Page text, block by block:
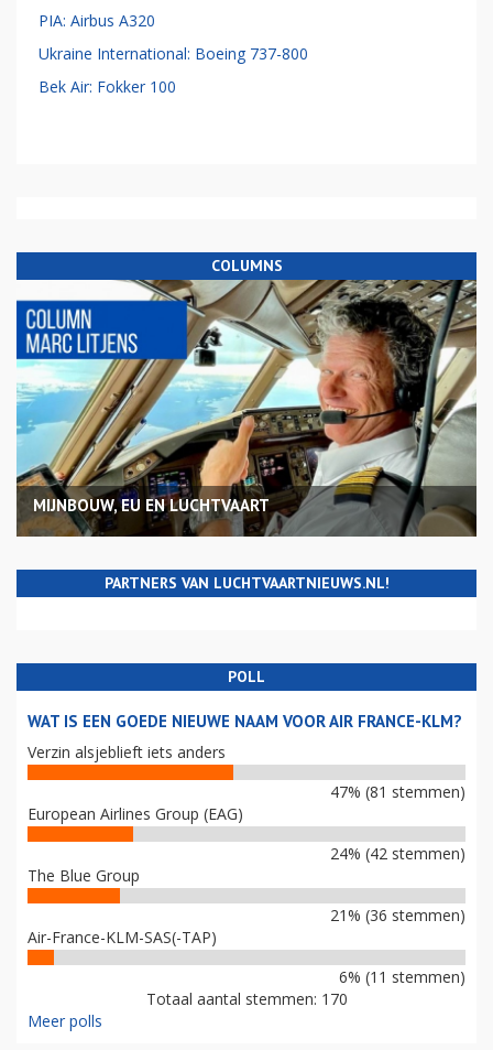
PIA: Airbus A320
Ukraine International: Boeing 737-800
Bek Air: Fokker 100
COLUMNS
MIJNBOUW, EU EN LUCHTVAART
PARTNERS VAN LUCHTVAARTNIEUWS.NL!
POLL
WAT IS EEN GOEDE NIEUWE NAAM VOOR AIR FRANCE-KLM?
Verzin alsjeblieft iets anders
47% (81 stemmen)
European Airlines Group (EAG)
24% (42 stemmen)
The Blue Group
21% (36 stemmen)
Air-France-KLM-SAS(-TAP)
6% (11 stemmen)
Totaal aantal stemmen: 170
Meer polls